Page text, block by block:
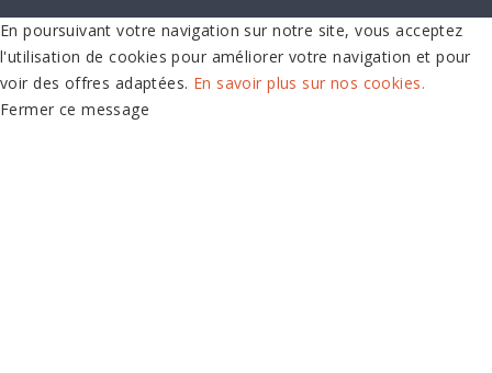
En poursuivant votre navigation sur notre site, vous acceptez
l'utilisation de cookies pour améliorer votre navigation et pour
voir des offres adaptées. En savoir plus sur nos cookies.
Fermer ce message